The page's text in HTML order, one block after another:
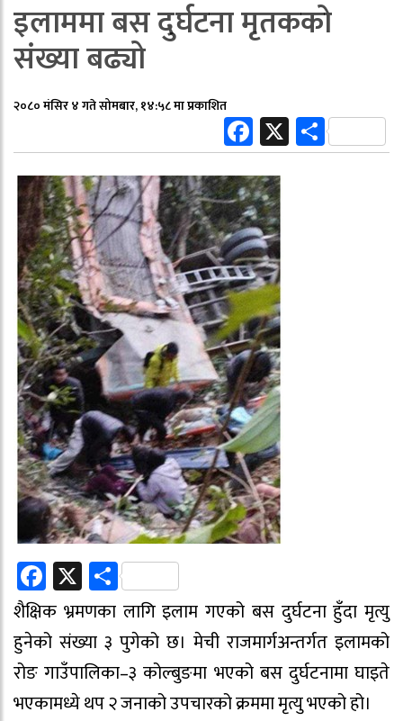
इलाममा बस दुर्घटना मृतकको
संख्या बढ्यो
२०८० मंसिर ४ गते सोमबार, १४:५८ मा प्रकाशित
Facebook
XShare
Facebook
X Share
शैक्षिक भ्रमणका लागि इलाम गएको बस दुर्घटना हुँदा मृत्यु
हुनेको संख्या ३ पुगेको छ। मेची राजमार्गअन्तर्गत इलामको
रोङ गाउँपालिका–३ कोल्बुङमा भएको बस दुर्घटनामा घाइते
भएकामध्ये थप २ जनाको उपचारको क्रममा मृत्यु भएको हो।